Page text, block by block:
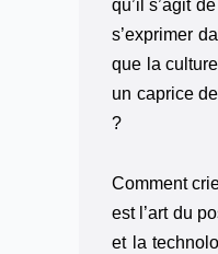
qu’il s’agit
s’exprimer
que la
un caprice
?
Comment
est l’art du
et la